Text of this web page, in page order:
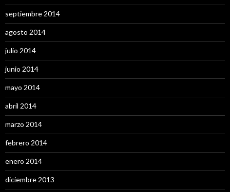
septiembre 2014
agosto 2014
julio 2014
junio 2014
mayo 2014
abril 2014
marzo 2014
febrero 2014
enero 2014
diciembre 2013